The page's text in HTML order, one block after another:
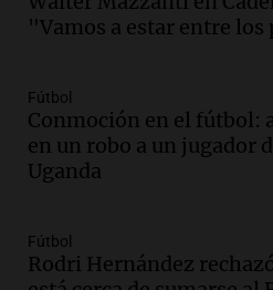
Episodios
día del niño.
La Argentina Posible
Episodios
bandera de la
La Argentina Posible
"Vamos a estar entre
Fútbol
Conmoción en el fútbol:
en un robo a un jugador
Uganda
Fútbol
Rodri Hernández